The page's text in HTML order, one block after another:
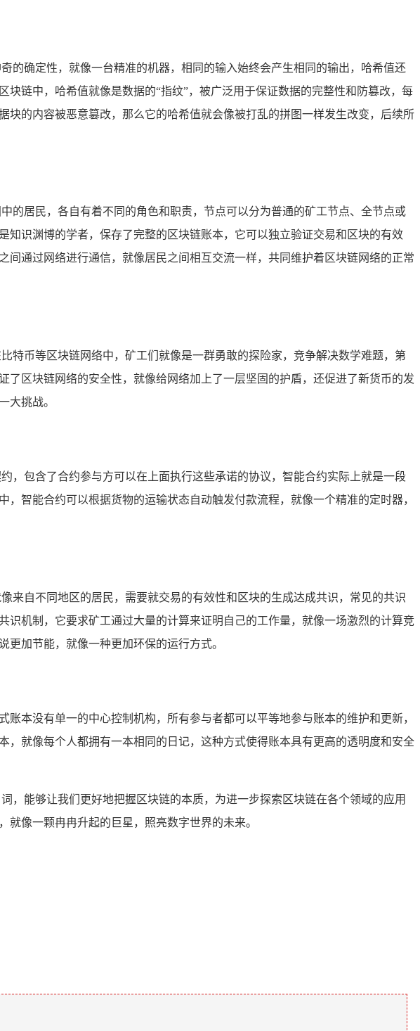
的确定性，就像一台精准的机器，相同的输入始终会产生相同的输出，哈希值还
链中，哈希值就像是数据的“指纹”，被广泛用于保证数据的完整性和防篡改，每
的内容被恶意篡改，那么它的哈希值就会像被打乱的拼图一样发生改变，后续所
的居民，各自有着不同的角色和职责，节点可以分为普通的矿工节点、全节点或
识渊博的学者，保存了完整的区块链账本，它可以独立验证交易和区块的有效
通过网络进行通信，就像居民之间相互交流一样，共同维护着区块链网络的正常
特币等区块链网络中，矿工们就像是一群勇敢的探险家，竞争解决数学难题，第
区块链网络的安全性，就像给网络加上了一层坚固的护盾，还促进了新货币的发
大挑战。
，包含了合约参与方可以在上面执行这些承诺的协议，智能合约实际上就是一段
智能合约可以根据货物的运输状态自动触发付款流程，就像一个精准的定时器，
来自不同地区的居民，需要就交易的有效性和区块的生成达成共识，常见的共识
识机制，它要求矿工通过大量的计算来证明自己的工作量，就像一场激烈的计算竞
加节能，就像一种更加环保的运行方式。
本没有单一的中心控制机构，所有参与者都可以平等地参与账本的维护和更新，
就像每个人都拥有一本相同的日记，这种方式使得账本具有更高的透明度和安全
，能够让我们更好地把握区块链的本质，为进一步探索区块链在各个领域的应用
像一颗冉冉升起的巨星，照亮数字世界的未来。